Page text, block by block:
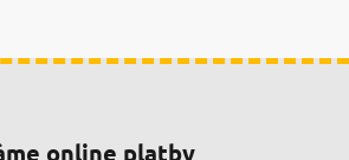
online platby